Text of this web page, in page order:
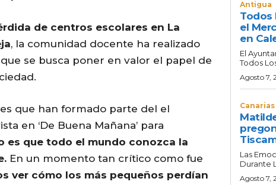
de centros escolares en La
, la comunidad docente ha realizado
se busca poner en valor el papel de
que han formado parte del el
en ‘De Buena Mañana’ para
es que todo el mundo conozca la
En un momento tan crítico como fue
ver cómo los más pequeños perdían
Antigua
Todos
el
en
El
Todos
Agosto 7,
Canarias
Las
Durante
Agosto 7,